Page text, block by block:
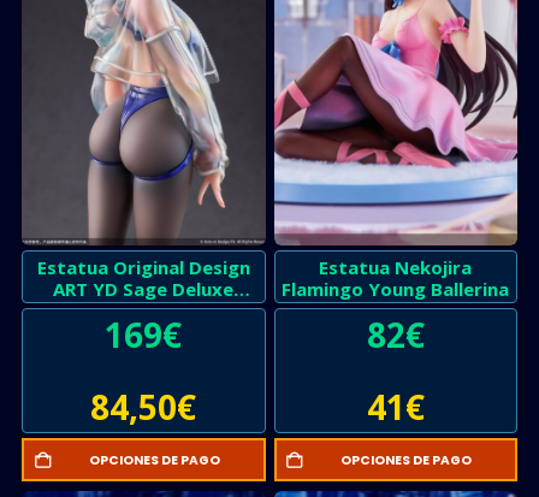
Estatua Original Design
ART YD Sage Deluxe
Edition
169€
84,50€
OPCIONES DE PAGO
Estatua Nekojira
Flamingo Young Ballerina
82€
41€
OPCIONES DE PAGO